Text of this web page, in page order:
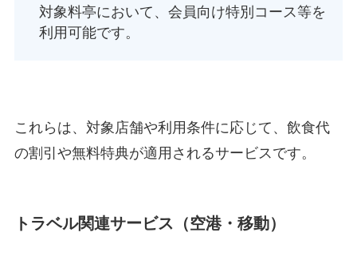
対象料亭において、会員向け特別コース等を
利用可能です。
これらは、対象店舗や利用条件に応じて、飲食代
の割引や無料特典が適用されるサービスです。
トラベル関連サービス（空港・移動）